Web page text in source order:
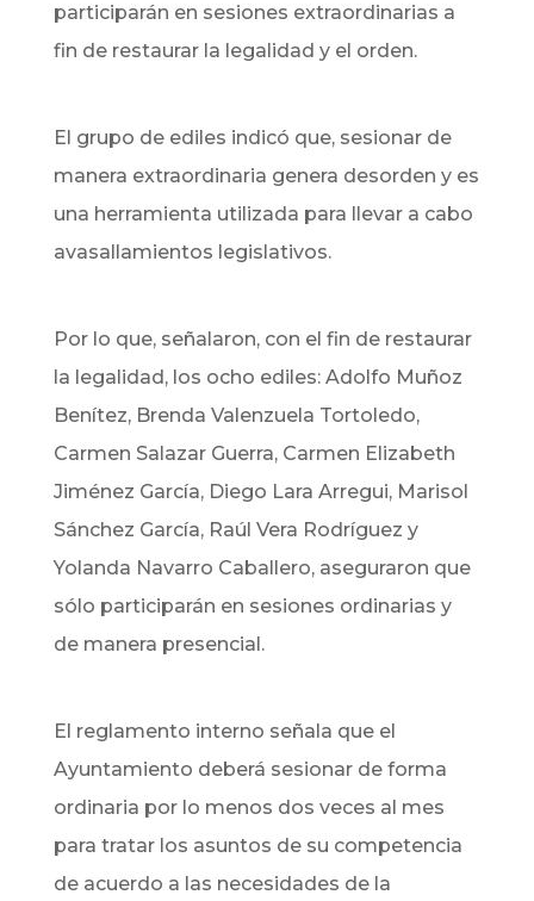
participarán en sesiones extraordinarias a
fin de restaurar la legalidad y el orden.
El grupo de ediles indicó que, sesionar de
manera extraordinaria genera desorden y es
una herramienta utilizada para llevar a cabo
avasallamientos legislativos.
Por lo que, señalaron, con el fin de restaurar
la legalidad, los ocho ediles: Adolfo Muñoz
Benítez, Brenda Valenzuela Tortoledo,
Carmen Salazar Guerra, Carmen Elizabeth
Jiménez García, Diego Lara Arregui, Marisol
Sánchez García, Raúl Vera Rodríguez y
Yolanda Navarro Caballero, aseguraron que
sólo participarán en sesiones ordinarias y
de manera presencial.
El reglamento interno señala que el
Ayuntamiento deberá sesionar de forma
ordinaria por lo menos dos veces al mes
para tratar los asuntos de su competencia
de acuerdo a las necesidades de la